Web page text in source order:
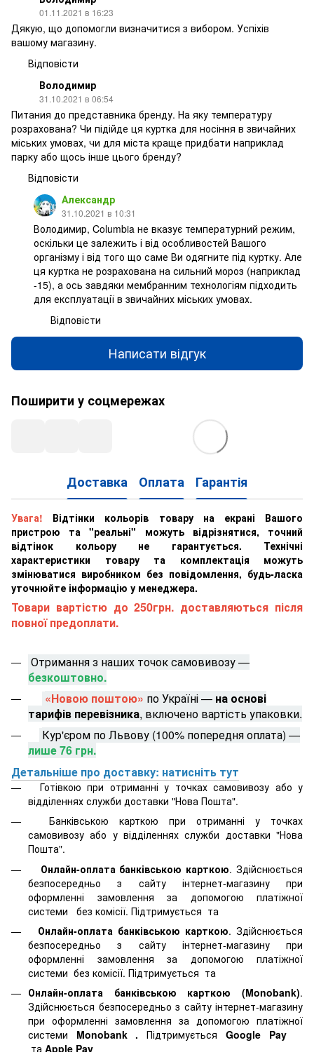
01.11.2021 в 16:23
Дякую, що допомогли визначитися з вибором. Успіхів
вашому магазину.
Відповісти
Володимир
31.10.2021 в 06:54
Питания до представника бренду. На яку температуру
розрахована? Чи підійде ця куртка для носіння в звичайних
міських умовах, чи для міста краще придбати наприклад
парку або щось інше цього бренду?
Відповісти
Александр
31.10.2021 в 10:31
Володимир, Columbia не вказує температурний режим,
оскільки це залежить і від особливостей Вашого
організму і від того що саме Ви одягните під куртку. Але
ця куртка не розрахована на сильний мороз (наприклад
-15), а ось завдяки мембранним технологіям підходить
для експлуатації в звичайних міських умовах.
Відповісти
Написати відгук
Поширити у соцмережах
Доставка Оплата Гарантія
Увага! Відтінки кольорів товару на екрані Вашого
пристрою та "реальні" можуть відрізнятися, точний
відтінок кольору не гарантується. Технічні
характеристики товару та комплектація можуть
змінюватися виробником без повідомлення, будь-ласка
уточнюйте інформацію у менеджера.
Товари вартістю до 250грн. доставляються після
повної предоплати.
Отримання з наших точок самовивозу —
безкоштовно.
«Новою поштою» по Україні — на основі
тарифів перевізника, включено вартість упаковки.
Кур'єром по Львову (100% попередня оплата) —
лише 76 грн.
Детальніше про доставку: натисніть тут
Готівкою при отриманні у точках самовивозу або у
відділеннях служби доставки "Нова Пошта".
Банківською карткою при отриманні у точках
самовивозу або у відділеннях служби доставки "Нова
Пошта".
Онлайн-оплата банківською карткою. Здійснюється
безпосередньо з сайту інтернет-магазину при
оформленні замовлення за допомогою платіжної
системи
без комісії. Підтримується та
Онлайн-оплата банківською карткою. Здійснюється
безпосередньо з сайту інтернет-магазину при
оформленні замовлення за допомогою платіжної
системи без комісії. Підтримується та
Онлайн-оплата банківською карткою (Monobank).
Здійснюється безпосередньо з сайту інтернет-магазину
при оформленні замовлення за допомогою платіжної
системи Monobank .Підтримується Google Pay
та Apple Pay